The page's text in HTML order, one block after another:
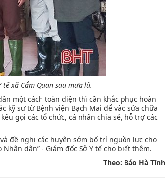
xã Cẩm Quan sau mưa lũ.
một cách toàn diện thì cần khắc phục hoàn
kỹ sư từ Bệnh viện Bạch Mai để vào sửa chữa
gọi các tổ chức, cá nhân chia sẻ, hỗ trợ các
đề nghị các huyện sớm bố trí nguồn lực cho
dân” - Giám đốc Sở Y tế cho biết thêm.
Theo: Báo Hà Tĩnh